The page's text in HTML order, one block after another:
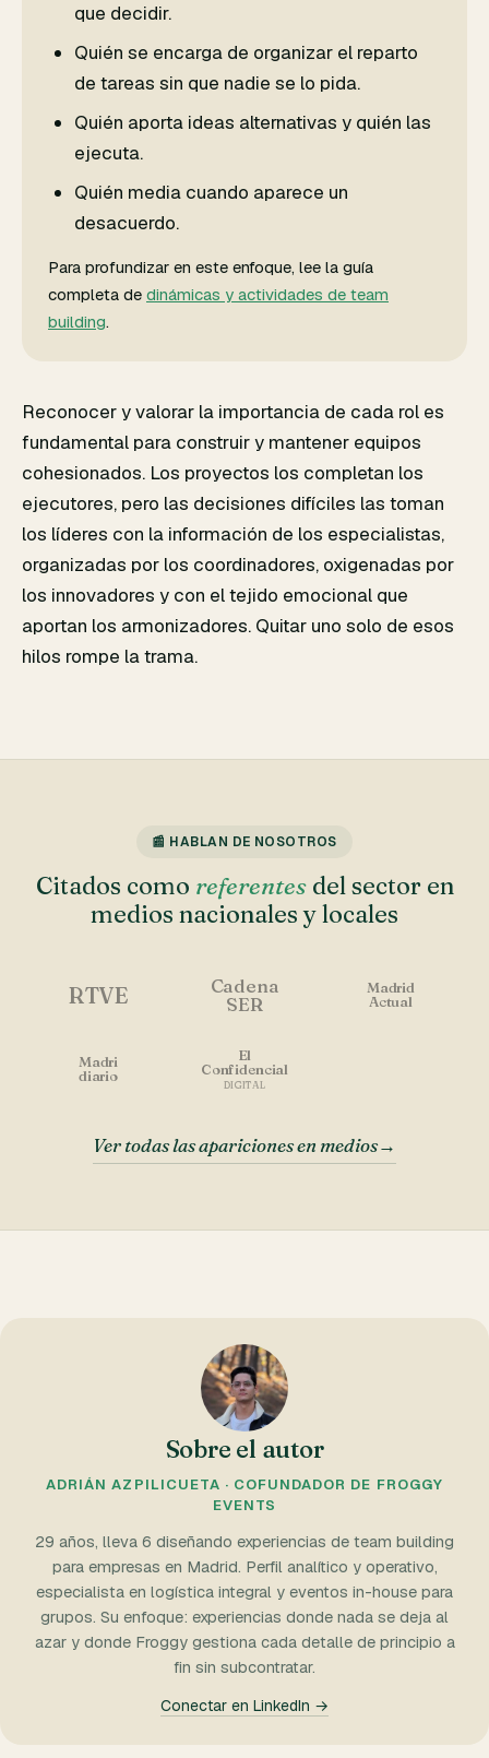
que decidir.
Quién se encarga de organizar el reparto
de tareas sin que nadie se lo pida.
Quién aporta ideas alternativas y quién las
ejecuta.
Quién media cuando aparece un
desacuerdo.
Para profundizar en este enfoque, lee la guía
completa de dinámicas y actividades de team
building.
Reconocer y valorar la importancia de cada rol es
fundamental para construir y mantener equipos
cohesionados. Los proyectos los completan los
ejecutores, pero las decisiones difíciles las toman
los líderes con la información de los especialistas,
organizadas por los coordinadores, oxigenadas por
los innovadores y con el tejido emocional que
aportan los armonizadores. Quitar uno solo de esos
hilos rompe la trama.
📰 HABLAN DE NOSOTROS
Citados como referentesdel sector en
medios nacionales y locales
RTVE
Cadena
SER
Madrid
Actual
Madri
diario
El
Confidencial
DIGITAL
Ver todas las apariciones en medios→
Sobre el autor
ADRIÁN AZPILICUETA · COFUNDADOR DE FROGGY
EVENTS
29 años, lleva 6 diseñando experiencias de team building
para empresas en Madrid. Perfil analítico y operativo,
especialista en logística integral y eventos in-house para
grupos. Su enfoque: experiencias donde nada se deja al
azar y donde Froggy gestiona cada detalle de principio a
fin sin subcontratar.
Conectar en LinkedIn →